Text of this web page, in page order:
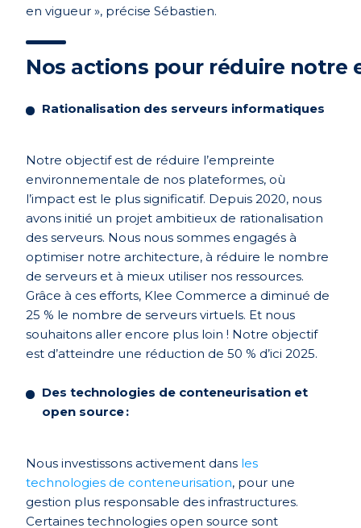
en vigueur », précise Sébastien.
Nos actions pour réduire notre
Rationalisation des serveurs informatiques
Notre objectif est de réduire l’empreinte
environnementale de nos plateformes, où
l’impact est le plus significatif. Depuis 2020, nous
avons initié un projet ambitieux de rationalisation
des serveurs. Nous nous sommes engagés à
optimiser notre architecture, à réduire le nombre
de serveurs et à mieux utiliser nos ressources.
Grâce à ces efforts, Klee Commerce a diminué de
25 % le nombre de serveurs virtuels. Et nous
souhaitons aller encore plus loin ! Notre objectif
est d’atteindre une réduction de 50 % d’ici 2025.
Des technologies de conteneurisation et
open source:
Nous investissons activement dans les
technologies de conteneurisation, pour une
gestion plus responsable des infrastructures.
Certaines technologies open source sont